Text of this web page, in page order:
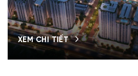
XEM CHI TIẾT